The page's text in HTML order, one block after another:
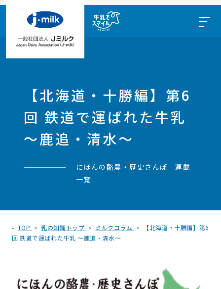
【北海道・十勝編】第6
回 鉄道で運ばれた牛乳
～鹿追・清水～
にほんの酪農・歴史さんぽ 連載
一覧
TOP 乳の知識トップ ミルクコラム
【北海道・十勝編】第6
回 鉄道で運ばれた牛乳 ～鹿追・清水～